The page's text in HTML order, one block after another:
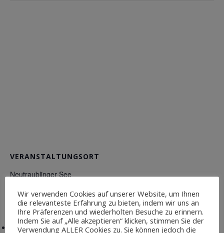
VERANSTALTUNGSORT
Neutraublinger See
Neutraubling, 93073 Google Karte anzeigen
Fischverkauf Ausschusssitzung
Wir verwenden Cookies auf unserer Website, um Ihnen
die relevanteste Erfahrung zu bieten, indem wir uns an
Ihre Präferenzen und wiederholten Besuche zu erinnern.
Indem Sie auf „Alle akzeptieren“ klicken, stimmen Sie der
Verwendung ALLER Cookies zu. Sie können jedoch die